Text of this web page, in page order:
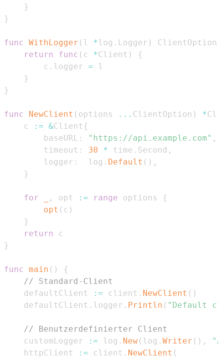
}
}
func WithLogger ( l *log . Logger )
ClientOption
return
func ( c *Client )
{
		c
. logger =
}
}
func NewClient ( options ... ClientOption ) *
	c
:= &Client {
		baseURL
: "https://api.example.com" ,
		timeout
: 30 * time . Second ,
		logger
:
  log
. Default ( ) ,
}
for , opt := range options
{
opt ( c )
}
return
}
func main ( )
{
// Standard-Client
	defaultClient
:= client . NewClient ( )
	defaultClient
. logger . Println ( "Default
// Benutzerdefinierter Client
	customLogger
:= log . New( log . Writer ( ) ,
	httpClient
:= client . NewClient (